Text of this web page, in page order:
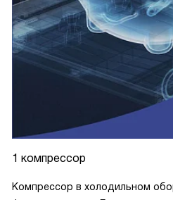
1 компрессор
Компрессор в холодильном